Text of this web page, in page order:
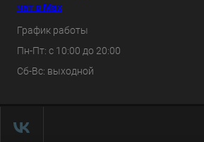
чат в Max
График работы
Пн-Пт: с 10:00 до 20:00
Сб-Вс: выходной